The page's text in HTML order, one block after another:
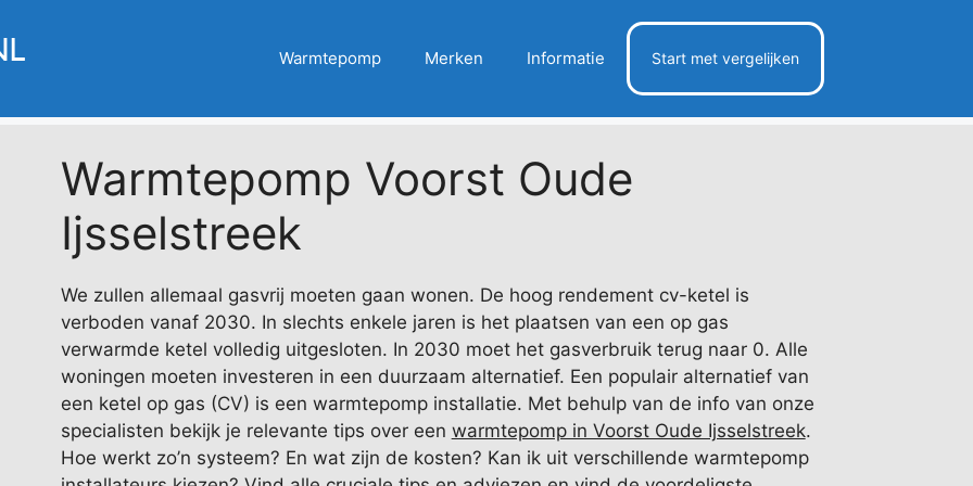
Warmtepomp Merken Informatie Start met vergelijken
Warmtepomp Voorst Oude
Ijsselstreek
We zullen allemaal gasvrij moeten gaan wonen. De hoog rendement cv-ketel is
verboden vanaf 2030. In slechts enkele jaren is het plaatsen van een op gas
verwarmde ketel volledig uitgesloten. In 2030 moet het gasverbruik terug naar 0. Alle
woningen moeten investeren in een duurzaam alternatief. Een populair alternatief van
een ketel op gas (CV) is een warmtepomp installatie. Met behulp van de info van onze
specialisten bekijk je relevante tips over een warmtepomp in Voorst Oude Ijsselstreek.
Hoe werkt zo’n systeem? En wat zijn de kosten? Kan ik uit verschillende warmtepomp